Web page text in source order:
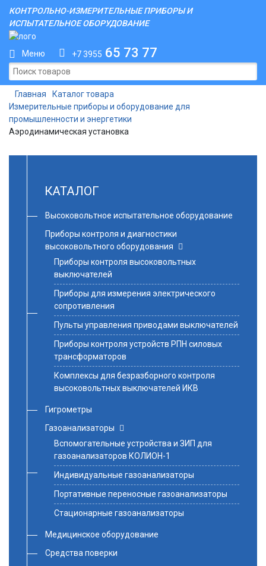
КОНТРОЛЬНО-ИЗМЕРИТЕЛЬНЫЕ ПРИБОРЫ И
ИСПЫТАТЕЛЬНОЕ ОБОРУДОВАНИЕ
Меню +7 3955 65 73 77
Главная
Каталог товара
Измерительные приборы и оборудование для
промышленности и энергетики
Аэродинамическая установка
КАТАЛОГ
Высоковольтное испытательное оборудование
Приборы контроля и диагностики
высоковольтного оборудования
Приборы контроля высоковольтных
выключателей
Приборы для измерения электрического
сопротивления
Пульты управления приводами выключателей
Приборы контроля устройств РПН силовых
трансформаторов
Комплексы для безразборного контроля
высоковольтных выключателей ИКВ
Гигрометры
Газоанализаторы
Вспомогательные устройства и ЗИП для
газоанализаторов КОЛИОН-1
Индивидуальные газоанализаторы
Портативные переносные газоанализаторы
Стационарные газоанализаторы
Медицинское оборудование
Средства поверки